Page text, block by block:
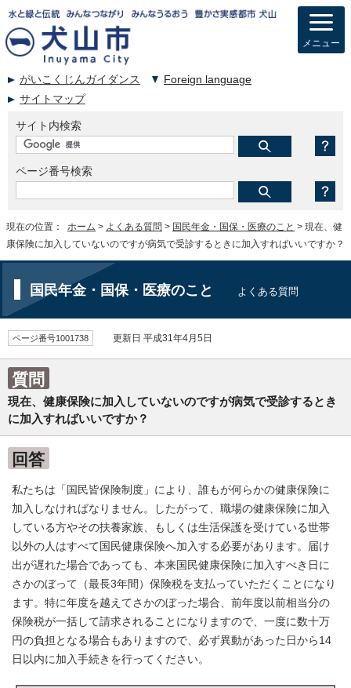
がいこくじんガイダンス
Foreign language
サイトマップ
サイト内検索
ページ番号検索
メニュー
現在の位置： ホーム > よくある質問 > 国民年金・国保・医療のこと > 現在、健
康保険に加入していないのですが病気で受診するときに加入すればいいですか？
国民年金・国保・医療のこと よくある質問
ページ番号1001738 更新日 平成31年4月5日
質問
現在、健康保険に加入していないのですが病気で受診するとき
に加入すればいいですか？
回答
私たちは「国民皆保険制度」により、誰もが何らかの健康保険に
加入しなければなりません。したがって、職場の健康保険に加入
している方やその扶養家族、もしくは生活保護を受けている世帯
以外の人はすべて国民健康保険へ加入する必要があります。届け
出が遅れた場合であっても、本来国民健康保険に加入すべき日に
さかのぼって（最長3年間）保険税を支払っていただくことになり
ます。特に年度を越えてさかのぼった場合、前年度以前相当分の
保険税が一括して請求されることになりますので、一度に数十万
円の負担となる場合もありますので、必ず異動があった日から14
日以内に加入手続きを行ってください。